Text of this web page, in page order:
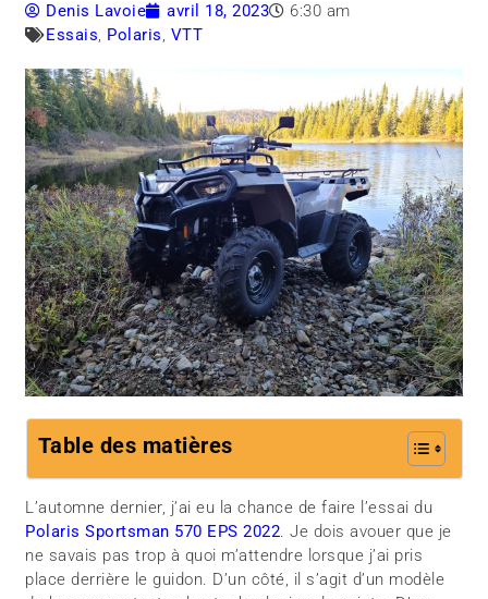
Denis Lavoie avril 18, 2023
6:30 am
Essais, Polaris, VTT
Table des matières
L’automne dernier, j’ai eu la chance de faire l’essai du
Polaris Sportsman 570 EPS 2022. Je dois avouer que je
ne savais pas trop à quoi m’attendre lorsque j’ai pris
place derrière le guidon. D’un côté, il s’agit d’un modèle